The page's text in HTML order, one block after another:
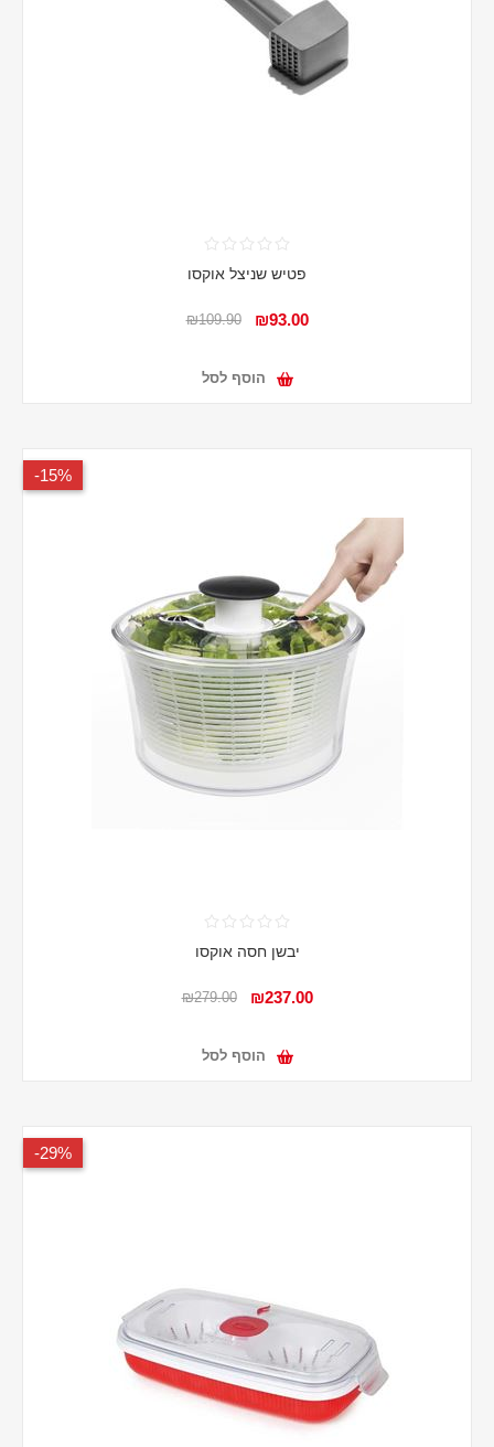
פטיש שניצל אוקסו
₪93.00
₪109.90
הוסף לסל
15%-
יבשן חסה אוקסו
₪237.00
₪279.00
הוסף לסל
29%-